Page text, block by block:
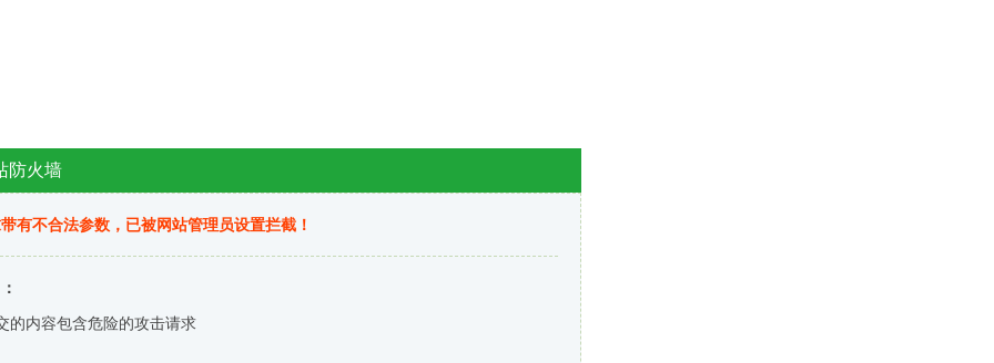
防火墙
有不合法参数，已被网站管理员设置拦截！
的内容包含危险的攻击请求